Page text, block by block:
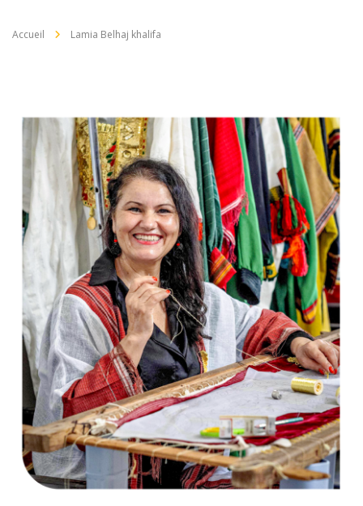
Accueil Lamia Belhaj khalifa